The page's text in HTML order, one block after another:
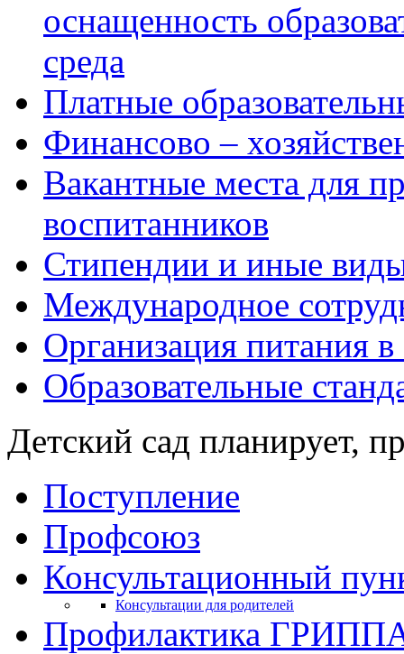
оснащенность
среда
Платные
Финансово –
Вакантные места для
воспитанников
Стипендии и иные
Международное
Организация питания в
Образовательные
Детский сад планирует,
Поступление
Профсоюз
Консультационный
Консультации для родителей
Профилактика